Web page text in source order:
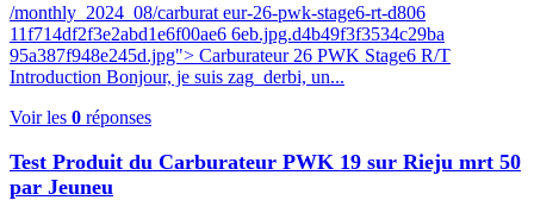
/monthly_2024_08/carburat eur-26-pwk-stage6-rt-d806
11f714df2f3e2abd1e6f00ae6 6eb.jpg.d4b49f3f3534c29ba
95a387f948e245d.jpg"> Carburateur 26 PWK Stage6 R/T
Introduction Bonjour, je suis zag_derbi, un...
Voir les 0 réponses
Test Produit du Carburateur PWK 19 sur Rieju mrt 50
par Jeuneu